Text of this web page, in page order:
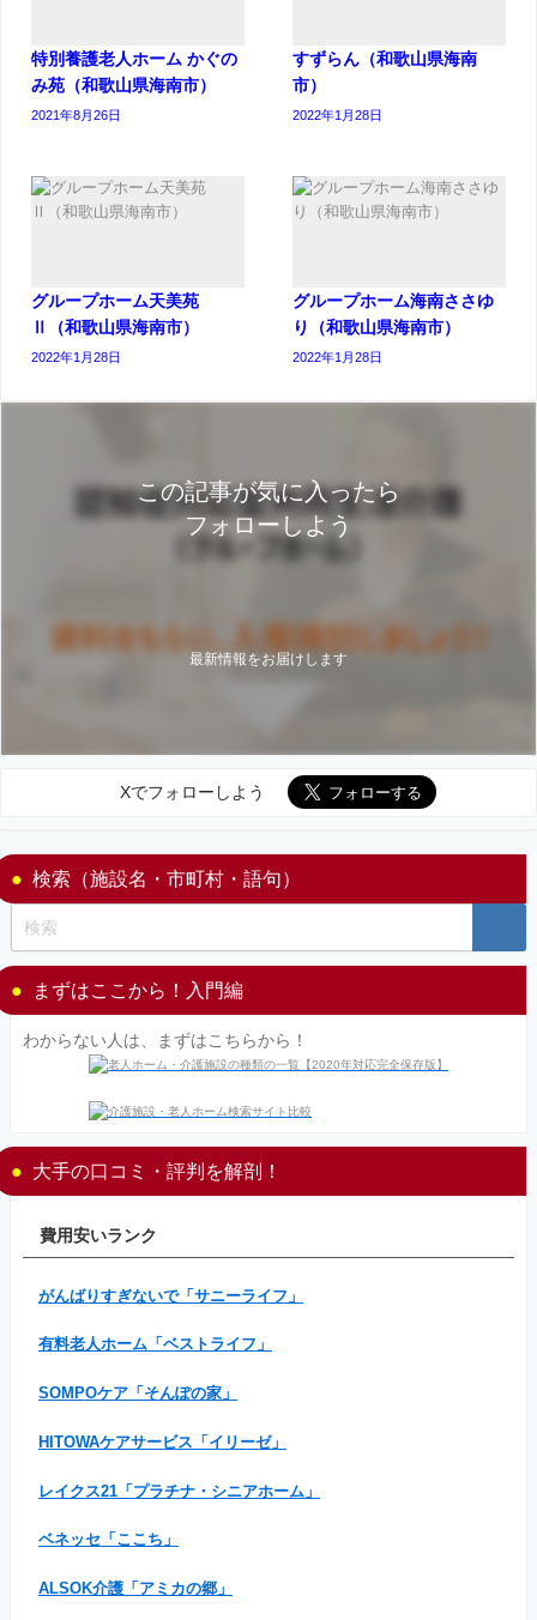
特別養護老人ホーム かぐの
み苑（和歌山県海南市）
2021年8月26日
すずらん（和歌山県海南
市）
2022年1月28日
グループホーム天美苑
Ⅱ（和歌山県海南市）
2022年1月28日
グループホーム海南ささゆ
り（和歌山県海南市）
2022年1月28日
この記事が気に入ったら
フォローしよう
最新情報をお届けします
Xでフォローしよう
検索（施設名・市町村・語句）
まずはここから！入門編
わからない人は、まずはこちらから！
大手の口コミ・評判を解剖！
費用安いランク
がんばりすぎないで「サニーライフ」
有料老人ホーム「ベストライフ」
SOMPOケア「そんぽの家」
HITOWAケアサービス「イリーゼ」
レイクス21「プラチナ・シニアホーム」
ベネッセ「ここち」
ALSOK介護「アミカの郷」